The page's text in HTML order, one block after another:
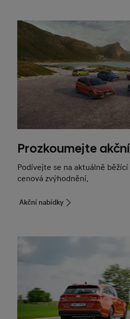
Prozkoumejte
Podívejte se na aktuálně
cenová zvýhodnění.
Akční nabídky